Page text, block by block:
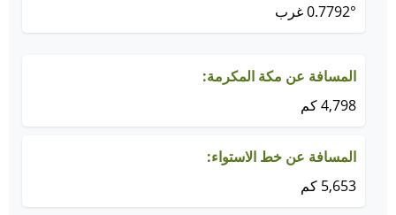
0.7792° غرب
المسافة عن مكة المكرمة:
4,798 كم
المسافة عن خط الاستواء:
5,653 كم